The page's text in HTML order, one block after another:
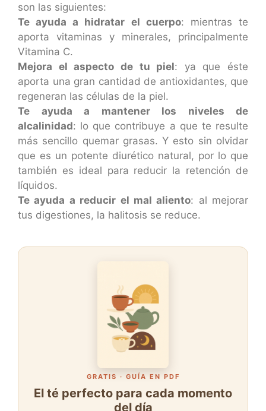
son las siguientes:
Te ayuda a hidratar el cuerpo: mientras te
aporta vitaminas y minerales, principalmente
Vitamina C.
Mejora el aspecto de tu piel: ya que éste
aporta una gran cantidad de antioxidantes, que
regeneran las células de la piel.
Te ayuda a mantener los niveles de
alcalinidad: lo que contribuye a que te resulte
más sencillo quemar grasas. Y esto sin olvidar
que es un potente diurético natural, por lo que
también es ideal para reducir la retención de
líquidos.
Te ayuda a reducir el mal aliento: al mejorar
tus digestiones, la halitosis se reduce.
GRATIS · GUÍA EN PDF
El té perfecto para cada momento
del día